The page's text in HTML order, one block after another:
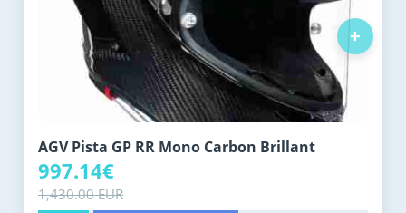
AGV Pista GP RR Mono Carbon Brillant
997.14€
1,430.00 EUR
+